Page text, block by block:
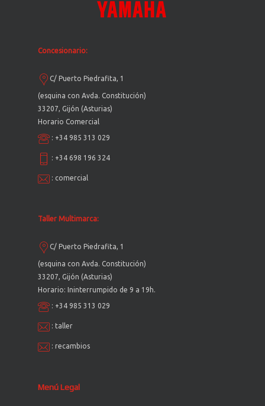
Concesionario:
C/ Puerto Piedrafita, 1
(esquina con Avda. Constitución)
33207, Gijón (Asturias)
Horario Comercial
: +34 985 313 029
: +34 698 196 324
: comercial
Taller Multimarca:
C/ Puerto Piedrafita, 1
(esquina con Avda. Constitución)
33207, Gijón (Asturias)
Horario: Ininterrumpido de 9 a 19h.
: +34 985 313 029
: taller
: recambios
Menú Legal